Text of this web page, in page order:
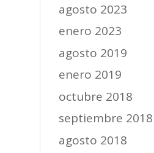
agosto 2023
enero 2023
agosto 2019
enero 2019
octubre 2018
septiembre 2018
agosto 2018